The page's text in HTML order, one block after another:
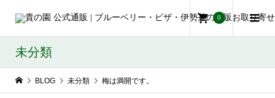
0
未分類
BLOG 未分類 梅は満開です。